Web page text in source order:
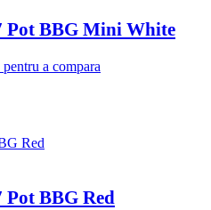
Pot BBG Mini White
a compara
Pot BBG Red